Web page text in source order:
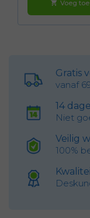
shopping_cart Voeg toe
Gratis
vanaf
14
Niet
Veilig
100%